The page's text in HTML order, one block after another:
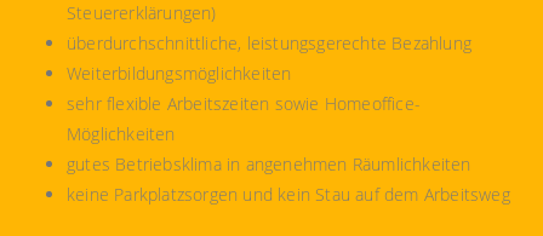
Steuererklärungen)
überdurchschnittliche, leistungsgerechte Bezahlung
Weiterbildungsmöglichkeiten
sehr flexible Arbeitszeiten sowie Homeoffice-
Möglichkeiten
gutes Betriebsklima in angenehmen Räumlichkeiten
keine Parkplatzsorgen und kein Stau auf dem Arbeitsweg